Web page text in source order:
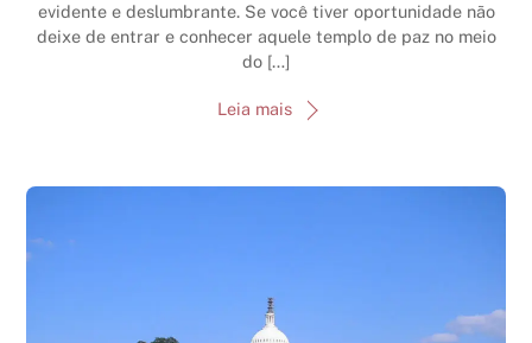
evidente e deslumbrante. Se você tiver oportunidade não
deixe de entrar e conhecer aquele templo de paz no meio
do […]
Leia mais